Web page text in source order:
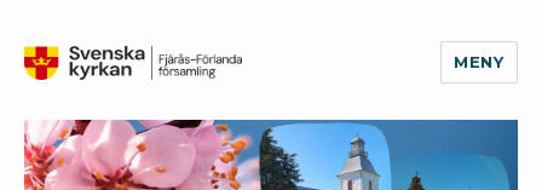
Fjärås-Förlanda församling
MENY